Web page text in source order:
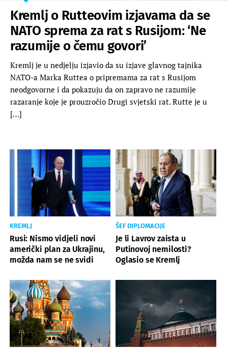
Kremlj o Rutteovim izjavama da se
NATO sprema za rat s Rusijom: ‘Ne
razumije o čemu govori’
Kremlj je u nedjelju izjavio da su izjave glavnog tajnika
NATO-a Marka Ruttea o pripremama za rat s Rusijom
neodgovorne i da pokazuju da on zapravo ne razumije
razaranje koje je prouzročio Drugi svjetski rat. Rutte je u
[…]
KREMLJ
Rusi: Nismo vidjeli novi
američki plan za Ukrajinu,
možda nam se ne svidi
ŠEF DIPLOMACIJE
Je li Lavrov zaista u
Putinovoj nemilosti?
Oglasio se Kremlj